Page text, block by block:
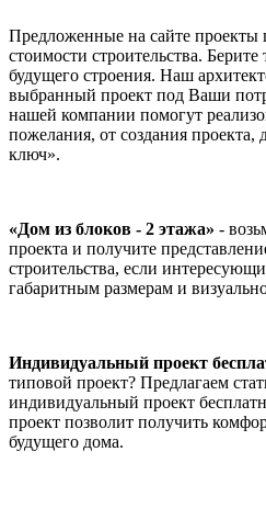
Предложенные на сайте проекты
стоимости строительства.
будущего строения. Наш
выбранный проект под Ваши
нашей компании помогут
пожелания, от создания проекта,
ключ».
«Дом из блоков - 2 этажа» -
проекта и получите
строительства, если
габаритным размерам и
Индивидуальный проект
типовой проект? Предлагаем
индивидуальный проект
проект позволит получить
будущего дома.